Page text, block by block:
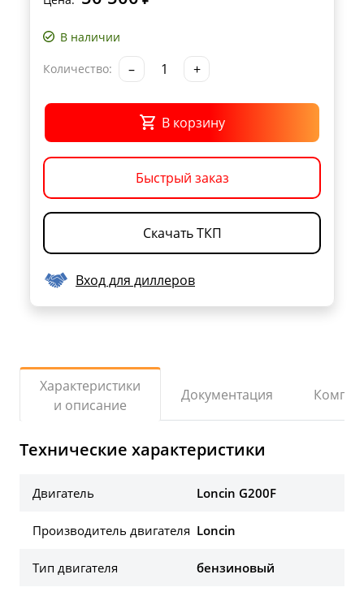
В наличии
Количество: – +
В корзину
Быстрый заказ
Скачать ТКП
Вход для диллеров
Характеристики
и описание
Документация
Технические характеристики
Двигатель Loncin G200F
Производитель двигателя Loncin
Тип двигателя бензиновый